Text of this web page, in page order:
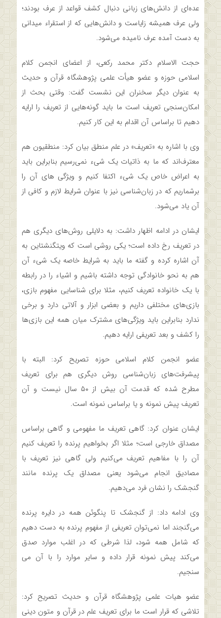
عده‌ای از دانش‌های زبانی دنبال کشف قواعد از عرف بودند؛
ولی عرف همیشه زایاست و دانش‌هایی که از استقراء میدانی
به دست آمده عرف نامیده می‌شود.
حجت ‌الاسلام دکتر محمد رکعی، از اعضای انجمن کلام
اسلامی حوزه و عضو هیأت علمی پژوهشگاه قرآن و حدیث
به عنوان دیگر سخنران این نشست گفت: وقتی بحث از
امکان‌سنجی تعریف است ما باید گونه‌هایی از تعریف را ارایه
دهیم تا براساس آن اقدام به این کار کنیم.
وی با اشاره به «تعریف» در علم منطق بیان کرد: منطقیون هم
معترف‌اند که ما به ذاتیات یک شیء نمی‌رسیم بنابراین باید
به اعراض خاص یک شیء اکتفا کنیم و ویژگی های آن را
برشماریم که در زبان‌شناسی نیز با عنوان شرایط لازم و کافی از
آن یاد می‌شود.
ایشان در ادامه اظهار داشت: به دلایلی روش‌های دیگری هم
در تعریف رخ داده است؛ یکی روشی است که ویتگنشتاین به
آن اشاره کرده و گفته ما باید به شرایط خاصه یک شیء آن
هم به نحو خانوادگی توجه داشته باشیم و اشیاء را در رابطه
با یک خانواده تعریف کنیم، مثلا برای شناسایی مفهوم بازی،
بازی‌های مختلفی داریم و بعضی ابزار و آلاتی دارد و برخی
ندارد بنابراین باید ویژگی‌های مشترک میان همه این بازی‌ها
را کشف و بعد تعریفی ارایه دهیم.
عضو انجمن کلام اسلامی حوزه تصریح کرد: البته با
پیشرفت‌های زبان‌شناسی روش دیگری هم برای تعریف
مطرح شده که قدمت آن بیش از ۵۰ سال نیست و آن
تعریف پیش نمونه و یا براساس نمونه است.
ایشان عنوان کرد: گاهی تعریف ما مفهومی و گاهی براساس
مصداق خارجی است؛ مثلا اگر بخواهیم پرنده را تعریف کنیم
آن را با مفاهیم تعریف می‌کنیم ولی گاهی نیز تعریف با
مصادیق انجام می‌شود یعنی مصداق یک پرنده مانند
گنجشک را نشان فرد می‌دهیم.
وی ادامه داد: از گنجشک تا پنگوئن همه در دایره پرنده
می‌گنجند اما نمی‌توان تعریفی از مفهوم پرنده به دست دهیم
که شامل همه شود، لذا شرطی که در اغلب موارد صدق
می‌کند پیش نمونه قرار داده و سایر موارد را با آن می
سنجیم.
عضو هیات علمی پژوهشگاه قرآن و حدیث تصریح کرد:
تلاشی که قرار است ما برای تعریف علم در قرآن و متون دینی